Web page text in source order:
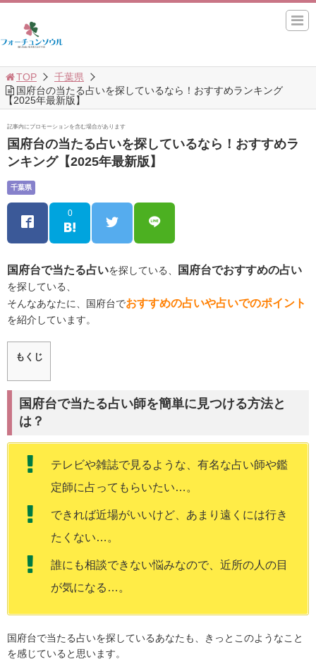
TOP
千葉県
国府台の当たる占いを探しているなら！おすすめランキング
【2025年最新版】
記事内にプロモーションを含む場合があります
国府台の当たる占いを探しているなら！おすすめラ
ンキング【2025年最新版】
千葉県
0
国府台で当たる占いを探している、 国府台でおすすめの占い
を探している、
そんなあなたに、国府台でおすすめの占いや占いでのポイント
を紹介しています。
もくじ
国府台で当たる占い師を簡単に見つける方法と
は？
テレビや雑誌で見るような、有名な占い師や鑑
定師に占ってもらいたい…。
できれば近場がいいけど、あまり遠くには行き
たくない…。
誰にも相談できない悩みなので、近所の人の目
が気になる…。
国府台で当たる占いを探しているあなたも、きっとこのようなこと
を感じていると思います。